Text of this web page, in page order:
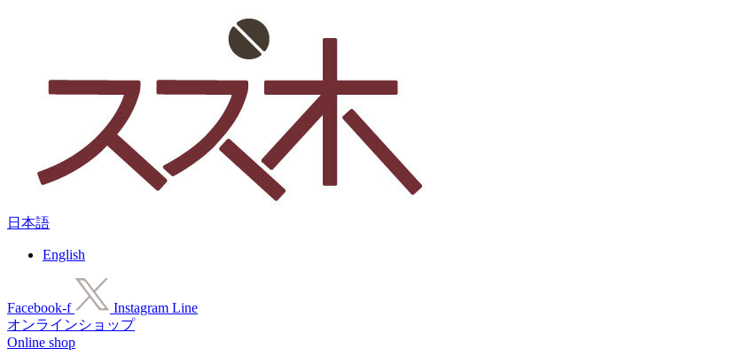
日本語
English
Facebook-f Instagram Line
オンラインショップ
Online shop